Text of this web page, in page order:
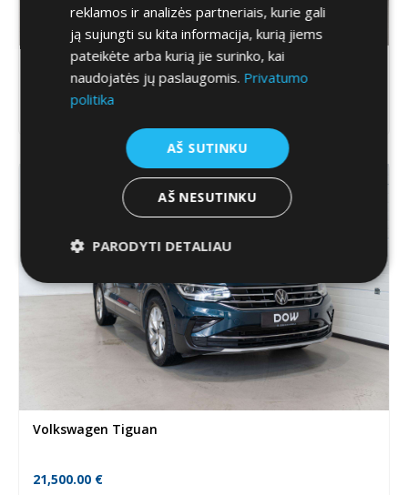
Aixam e-City Sport
Volkswagen Tiguan
21,500.00 €
reklamos ir analizės partneriais, kurie gali
ją sujungti su kita informacija, kurią jiems
pateikėte arba kurią jie surinko, kai
naudojatės jų paslaugomis. Privatumo
politika
AŠ SUTINKU
AŠ NESUTINKU
PARODYTI DETALIAU